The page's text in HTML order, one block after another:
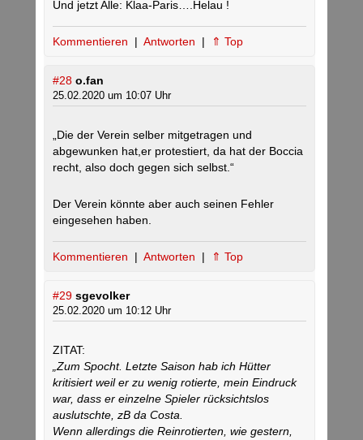
Und jetzt Alle: Klaa-Paris….Helau !
Kommentieren | Antworten | ⇑ Top
#28 o.fan
25.02.2020 um 10:07 Uhr
„Die der Verein selber mitgetragen und
abgewunken hat,er protestiert, da hat der Boccia
recht, also doch gegen sich selbst.“
Der Verein könnte aber auch seinen Fehler
eingesehen haben.
Kommentieren | Antworten | ⇑ Top
#29 sgevolker
25.02.2020 um 10:12 Uhr
ZITAT:
„Zum Spocht. Letzte Saison hab ich Hütter
kritisiert weil er zu wenig rotierte, mein Eindruck
war, dass er einzelne Spieler rücksichtslos
auslutschte, zB da Costa.
Wenn allerdings die Reinrotierten, wie gestern,